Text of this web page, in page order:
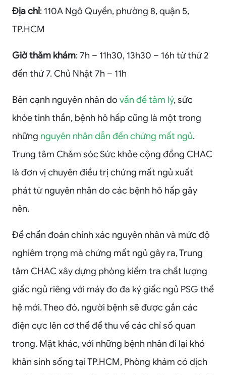
Địa chỉ: 110A Ngô Quyền, phường 8, quận 5,
TP.HCM
Giờ thăm khám: 7h – 11h30, 13h30 – 16h từ thứ 2
đến thứ 7. Chủ Nhật 7h – 11h
Bên cạnh nguyên nhân do vấn đề tâm lý, sức
khỏe tinh thần, bệnh hô hấp cũng là một trong
những nguyên nhân dẫn đến chứng mất ngủ.
Trung tâm Chăm sóc Sức khỏe cộng đồng CHAC
là đơn vị chuyên điều trị chứng mất ngủ xuất
phát từ nguyên nhân do các bệnh hô hấp gây
nên.
Để chẩn đoán chính xác nguyên nhân và mức độ
nghiêm trọng mà chứng mất ngủ gây ra, Trung
tâm CHAC xây dựng phòng kiểm tra chất lượng
giấc ngủ riêng với máy đo đa ký giấc ngủ PSG thế
hệ mới. Theo đó, người bệnh sẽ được gắn các
điện cực lên cơ thể để thu về các chỉ số quan
trọng. Mặt khác, với những bệnh nhân đi lại khó
khăn sinh sống tại TP.HCM, Phòng khám có dịch